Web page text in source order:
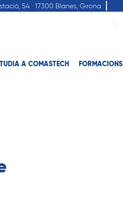
54 · 17300 Blanes, Girona
A COMASTECH FORMACIONS